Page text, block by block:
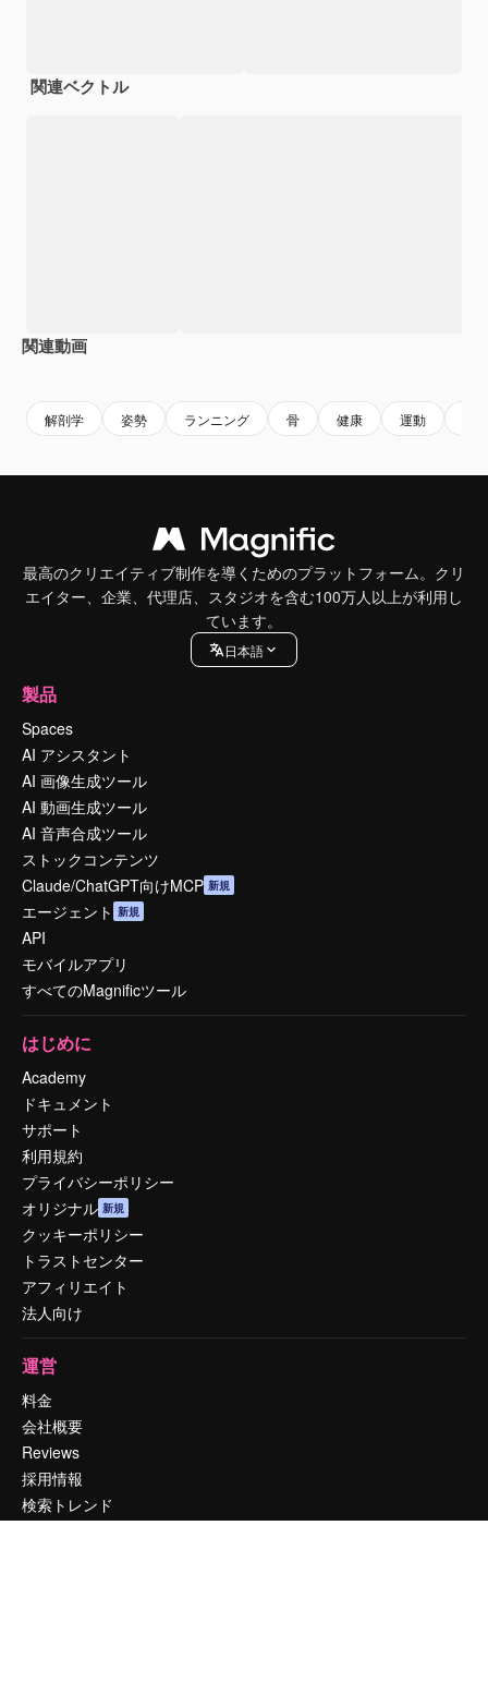
関連ベクトル
関連動画
解剖学 姿勢 ランニング 骨 健康 運動
最高のクリエイティブ制作を導くためのプラットフォーム。クリ
エイター、企業、代理店、スタジオを含む100万人以上が利用し
ています。
日本語
製品
Spaces
AI アシスタント
AI 画像生成ツール
AI 動画生成ツール
AI 音声合成ツール
ストックコンテンツ
Claude/ChatGPT向けMCP 新規
エージェント 新規
API
モバイルアプリ
すべてのMagnificツール
はじめに
Academy
ドキュメント
サポート
利用規約
プライバシーポリシー
オリジナル 新規
クッキーポリシー
トラストセンター
アフィリエイト
法人向け
運営
料金
会社概要
Reviews
採用情報
検索トレンド